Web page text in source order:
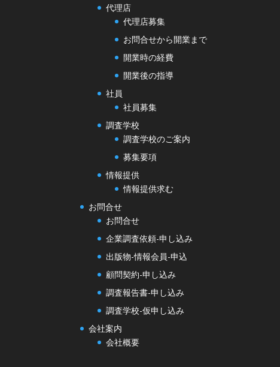
代理店
代理店募集
お問合せから開業まで
開業時の経費
開業後の指導
社員
社員募集
調査学校
調査学校のご案内
募集要項
情報提供
情報提供求む
お問合せ
お問合せ
企業調査依頼-申し込み
出版物-情報会員-申込
顧問契約-申し込み
調査報告書-申し込み
調査学校-仮申し込み
会社案内
会社概要